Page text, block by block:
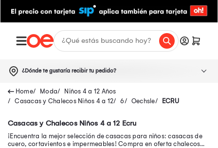
¿Dónde te gustaría recibir tu pedido?
Moda
Niños 4 a 12 Años
Casacas y Chalecos Niños 4 a 12
6 Oechsle ECRU
Casacas y Chalecos Niños 4 a 12 Ecru
¡Encuentra la mejor selección de casacas para niños: casacas de
cuero, cortavientos e impermeables! Compra en oferta chalecos